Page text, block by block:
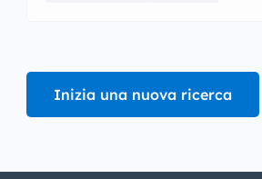
Inizia una nuova ricerca